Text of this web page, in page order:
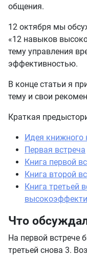
общения.
12 октября мы
«12 навыков
тему управления
эффективностью.
В конце статьи я
тему и свои
Краткая
Идея книжного
Первая встреча
Книга первой
Книга второй
Книга третьей
Что
На первой встрече
третьей снова 3.